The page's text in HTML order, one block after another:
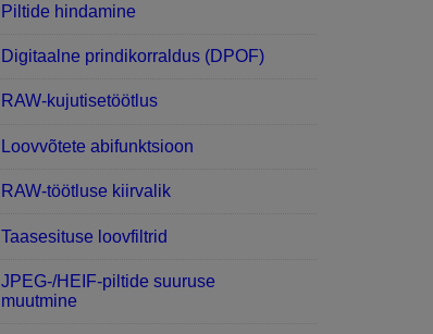
Piltide hindamine
Digitaalne prindikorraldus (DPOF)
RAW-kujutisetöötlus
Loovvõtete abifunktsioon
RAW-töötluse kiirvalik
Taasesituse loovfiltrid
JPEG-/HEIF-piltide suuruse
muutmine